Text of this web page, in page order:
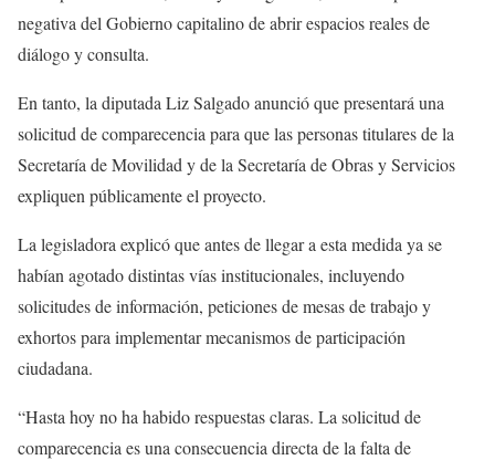
negativa del Gobierno capitalino de abrir espacios reales de
diálogo y consulta.
En tanto, la diputada Liz Salgado anunció que presentará una
solicitud de comparecencia para que las personas titulares de la
Secretaría de Movilidad y de la Secretaría de Obras y Servicios
expliquen públicamente el proyecto.
La legisladora explicó que antes de llegar a esta medida ya se
habían agotado distintas vías institucionales, incluyendo
solicitudes de información, peticiones de mesas de trabajo y
exhortos para implementar mecanismos de participación
ciudadana.
“Hasta hoy no ha habido respuestas claras. La solicitud de
comparecencia es una consecuencia directa de la falta de